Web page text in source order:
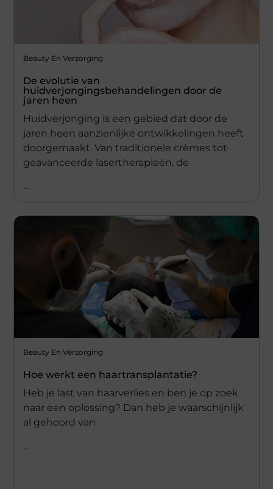
Beauty En Verzorging
De evolutie van
huidverjongingsbehandelingen door de
jaren heen
Huidverjonging is een gebied dat door de
jaren heen aanzienlijke ontwikkelingen heeft
doorgemaakt. Van traditionele crèmes tot
geavanceerde lasertherapieën, de
...
Beauty En Verzorging
Hoe werkt een haartransplantatie?
Heb je last van haarverlies en ben je op zoek
naar een oplossing? Dan heb je waarschijnlijk
al gehoord van
...